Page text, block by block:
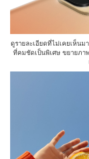
ดูรายละเอียดที่ไม่เคยเห็น
ที่คมชัดเป็นพิเศษ ขยายภา